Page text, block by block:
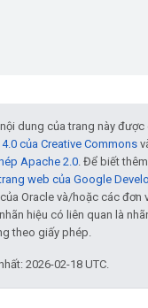
dung của trang này
của Creative Commons
Apache 2.0. Để biết
web của Google
Oracle và/hoặc các đơn
hiệu có liên quan là
theo giấy phép.
2026-02-18 UTC.